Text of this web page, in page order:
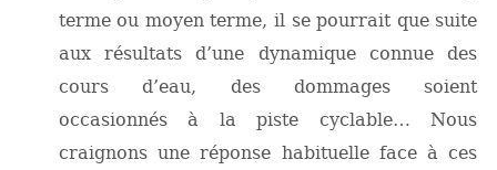
terme ou moyen terme, il se pourrait que suite
aux résultats d’une dynamique connue des
cours d’eau, des dommages soient
occasionnés à la piste cyclable… Nous
craignons une réponse habituelle face à ces